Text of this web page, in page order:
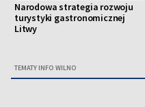
Narodowa strategia rozwoju
turystyki gastronomicznej
Litwy
TEMATY INFO WILNO